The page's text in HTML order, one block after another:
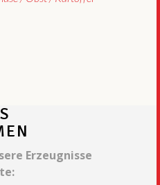
Erzeugnisse